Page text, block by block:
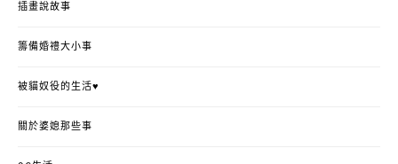
插畫說故事
籌備婚禮大小事
被貓奴役的生活♥
關於婆媳那些事